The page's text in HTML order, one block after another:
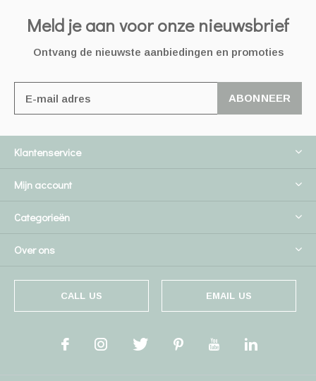
Meld je aan voor onze nieuwsbrief
Ontvang de nieuwste aanbiedingen en promoties
ABONNEER
Klantenservice
Mijn account
Categorieën
Over ons
CALL US EMAIL US